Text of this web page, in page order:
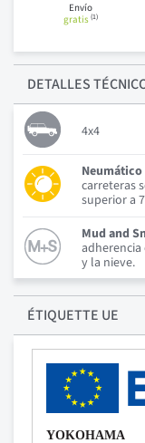
Envío
gratis(1)
DETALLES
4x4
carreteras
superior a
Mud and
y la nieve.
ÉTIQUETTE UE